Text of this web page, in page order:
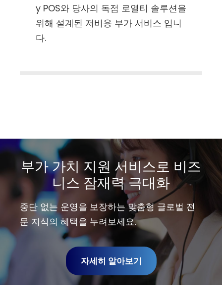
y POS와 당사의 독점 로열티 솔루션을
위해 설계된 저비용 부가 서비스 입니
다.
부가 가치 지원 서비스로 비즈
니스 잠재력 극대화
중단 없는 운영을 보장하는 맞춤형 글로벌 전
문 지식의 혜택을 누려보세요.
자세히 알아보기